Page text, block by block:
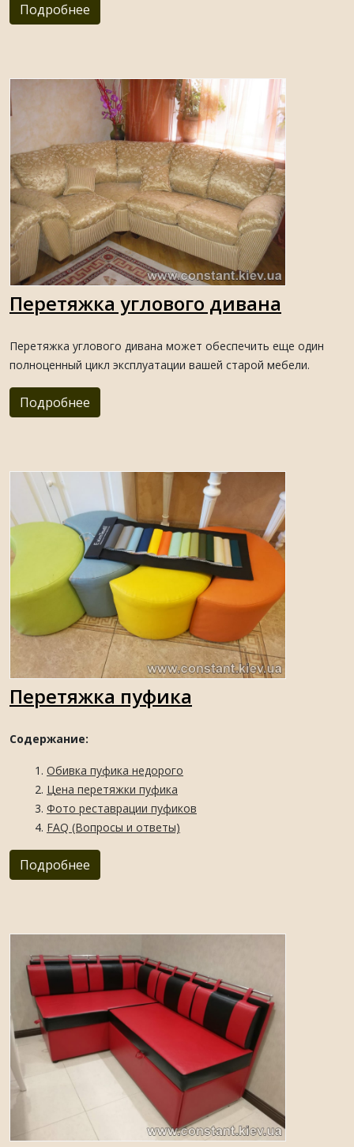
Подробнее
Перетяжка углового дивана
Перетяжка углового дивана может обеспечить еще один
полноценный цикл эксплуатации вашей старой мебели.
Подробнее
Перетяжка пуфика
Содержание:
Обивка пуфика недорого
Цена перетяжки пуфика
Фото реставрации пуфиков
FAQ (Вопросы и ответы)
Подробнее